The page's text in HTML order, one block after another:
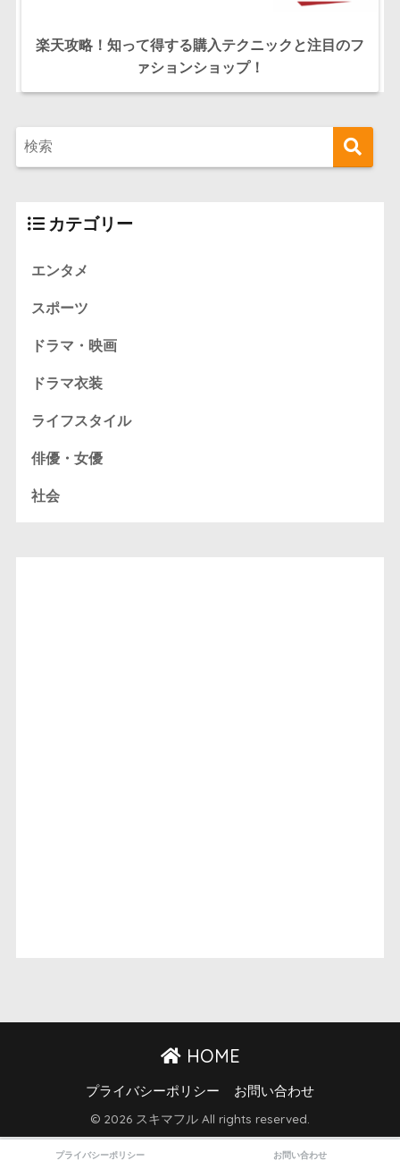
楽天攻略！知って得する購入テクニックと注目のフ
ァションショップ！
カテゴリー
エンタメ
スポーツ
ドラマ・映画
ドラマ衣装
ライフスタイル
俳優・女優
社会
HOME
プライバシーポリシー お問い合わせ
© 2026 スキマフル All rights reserved.
プライバシーポリシー お問い合わせ